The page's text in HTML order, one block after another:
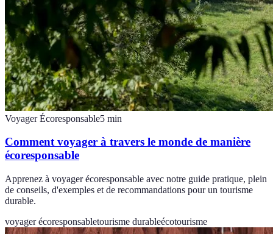
Voyager Écoresponsable5 min
Comment voyager à travers le monde de manière
écoresponsable
Apprenez à voyager écoresponsable avec notre guide pratique, plein
de conseils, d'exemples et de recommandations pour un tourisme
durable.
voyager écoresponsabletourisme durableécotourisme